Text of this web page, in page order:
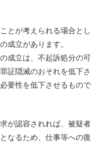
とが考えられる場合とし
成立があります。
成立は、不起訴処分の可
証隠滅のおそれを低下さ
要性を低下させるもので
が認容されれば、被疑者
なるため、仕事等への復